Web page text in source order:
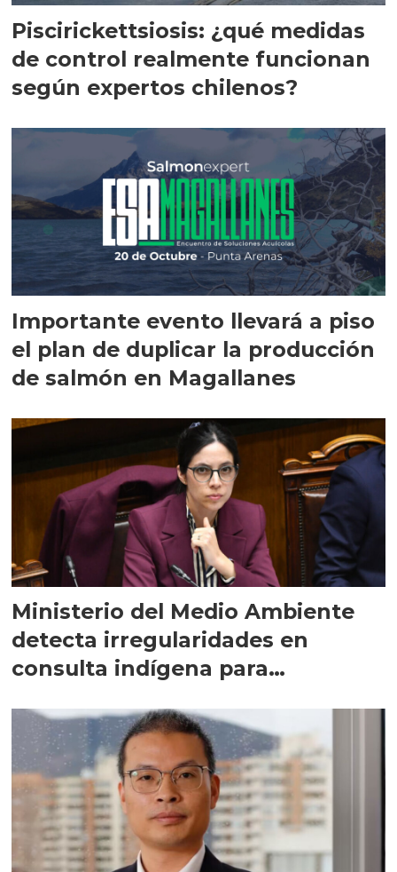
Piscirickettsiosis: ¿qué medidas
de control realmente funcionan
según expertos chilenos?
Importante evento llevará a piso
el plan de duplicar la producción
de salmón en Magallanes
Ministerio del Medio Ambiente
detecta irregularidades en
consulta indígena para